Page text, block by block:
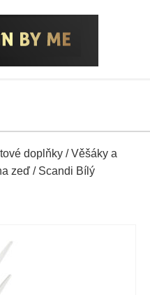
doplňky /Věšáky a
zeď / Scandi Bílý